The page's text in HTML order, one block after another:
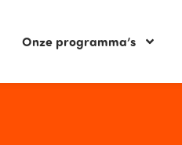
Onze programma’s